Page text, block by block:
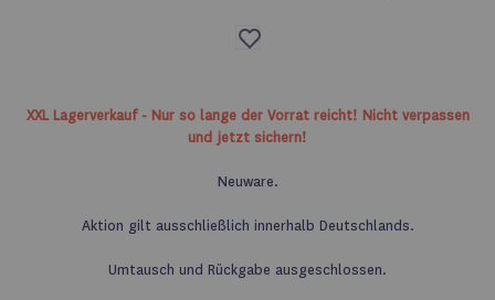
Auf
die
XXL Lagerverkauf - Nur so lange der Vorrat reicht! Nicht verpassen
und jetzt sichern!
Neuware.
Aktion gilt ausschließlich innerhalb Deutschlands.
Umtausch und Rückgabe ausgeschlossen.